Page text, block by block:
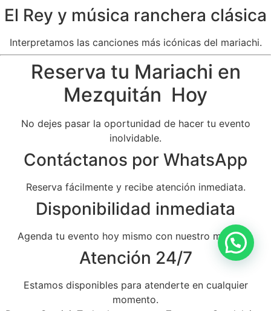
El Rey y música ranchera clásica
Interpretamos las canciones más icónicas del mariachi.
Reserva tu Mariachi en
Mezquitán Hoy
No dejes pasar la oportunidad de hacer tu evento
inolvidable.
Contáctanos por WhatsApp
Reserva fácilmente y recibe atención inmediata.
Disponibilidad inmediata
Agenda tu evento hoy mismo con nuestro mariachi.
Atención 24/7
Estamos disponibles para atenderte en cualquier
momento.